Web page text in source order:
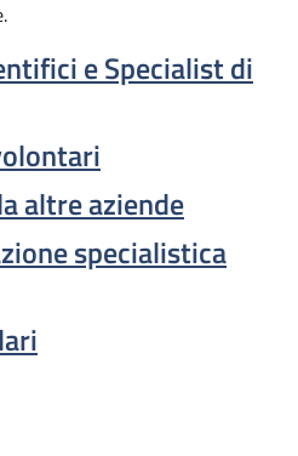
e Specialist di
altre aziende
specialistica